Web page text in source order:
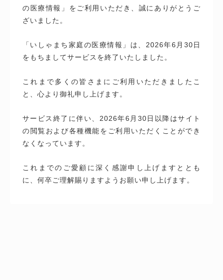
の医療情報」をご利用いただき、誠にありがとうご
ざいました。
「いしゃまち家庭の医療情報」は、2026年6月30日
をもちましてサービスを終了いたしました。
これまで多くの皆さまにご利用いただきましたこ
と、心より御礼申し上げます。
サービス終了に伴い、2026年6月30日以降はサイト
の閲覧および各種機能をご利用いただくことができ
なくなっています。
これまでのご愛顧に深く感謝申し上げますととも
に、何卒ご理解賜りますようお願い申し上げます。